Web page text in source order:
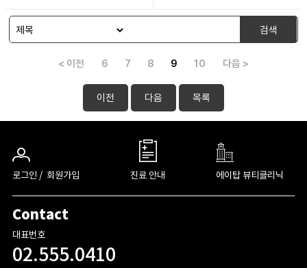
검색
< 이전 6 7 8 9 10 다음 >
이전 다음 목록
로그인 / 회원가입 진료 안내 에이탑 뷰티클리닉
Contact
대표번호
02.555.0410